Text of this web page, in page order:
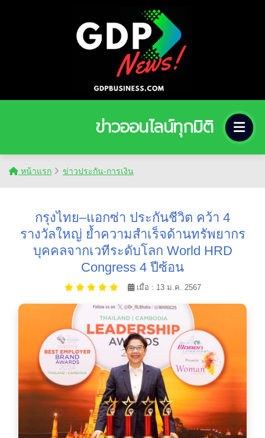
ข่าวออนไลน์ทุกมิติ
หน้าแรก ข่าวประกัน-การเงิน
กรุงไทย–แอกซ่า ประกันชีวิต คว้า 4
รางวัลใหญ่ ย้ำความสำเร็จด้านทรัพยากร
บุคคลจากเวทีระดับโลก World HRD
Congress 4 ปีซ้อน
เมื่อ : 13 ม.ค. 2567